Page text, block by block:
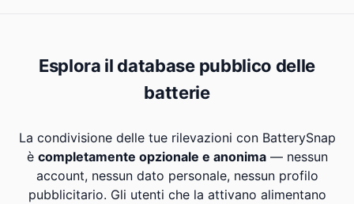
Esplora il database pubblico delle
batterie
La condivisione delle tue rilevazioni con BatterySnap
è completamente opzionale e anonima— nessun
account, nessun dato personale, nessun profilo
pubblicitario. Gli utenti che la attivano alimentano